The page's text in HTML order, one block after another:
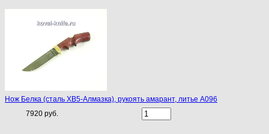
Нож Белка (сталь ХВ5-Алмазка), рукоять амарант, литье A096
7920 руб.